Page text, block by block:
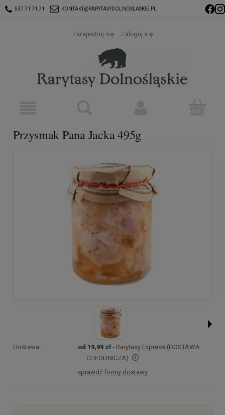
537 71 71 71 KONTAKT@RARYTASYDOLNOSLASKIE.PL
Zarejestruj się Zaloguj się
Przysmak Pana Jacka 495g
Dostawa: od 19,99 zł - Rarytasy Express (DOSTAWA
CHŁODNICZA)
Cena nie zawiera ewentualnych kosztów płatności
sprawdź formy dostawy